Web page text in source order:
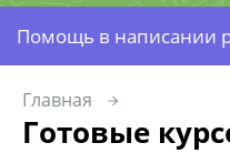
Помощь в написании
Главная
Готовые